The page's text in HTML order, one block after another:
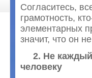
Согласитесь,
грамотность,
элементарных
значит, что он
2. Не
человеку